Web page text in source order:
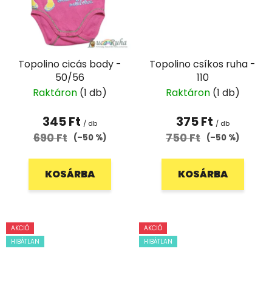
Topolino cicás body -
50/56
Raktáron (1 db)
345 Ft / db
690 Ft (–50 %)
KOSÁRBA
Topolino csíkos ruha -
110
Raktáron (1 db)
375 Ft / db
750 Ft (–50 %)
KOSÁRBA
AKCIÓ
HIBÁTLAN
AKCIÓ
HIBÁTLAN